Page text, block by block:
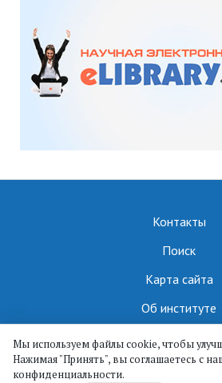
Контакты
Поиск
Карта сайта
Об институте
ИПМА КБНЦ РАН ||
Мы используем файлы cookie, чтобы
Нажимая "Принять", вы соглашаетесь с
конфиденциальности.